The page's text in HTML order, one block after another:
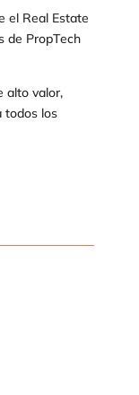
el Real Estate
de PropTech
alto valor,
todos los